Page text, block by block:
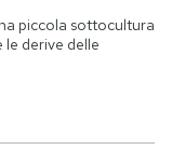
piccola sottocultura
le derive delle